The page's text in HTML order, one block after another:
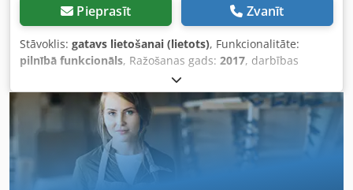
Pieprasīt Zvanīt
Stāvoklis: gatavs lietošanai (lietots), Funkcionalitāte:
pilnībā funkcionāls, Ražošanas gads: 2017, darbības
366 kW (497,62 zs)
veids:dīzeļdegviela, maksimālais ātrums:30 km/h, pirmā
reģistrācija:
07/2017, nākamā pārbaude (TÜV):07/2026,
aizmugurējās riepas izmērs:
500/85 R24
,
iekārtas/transportlīdzekļa numurs:
YHG233775
Aprīkojums: apgaismojums, gaisa kondicionēšana,
kabīne, piekabes sakabe, rapšu griezējs